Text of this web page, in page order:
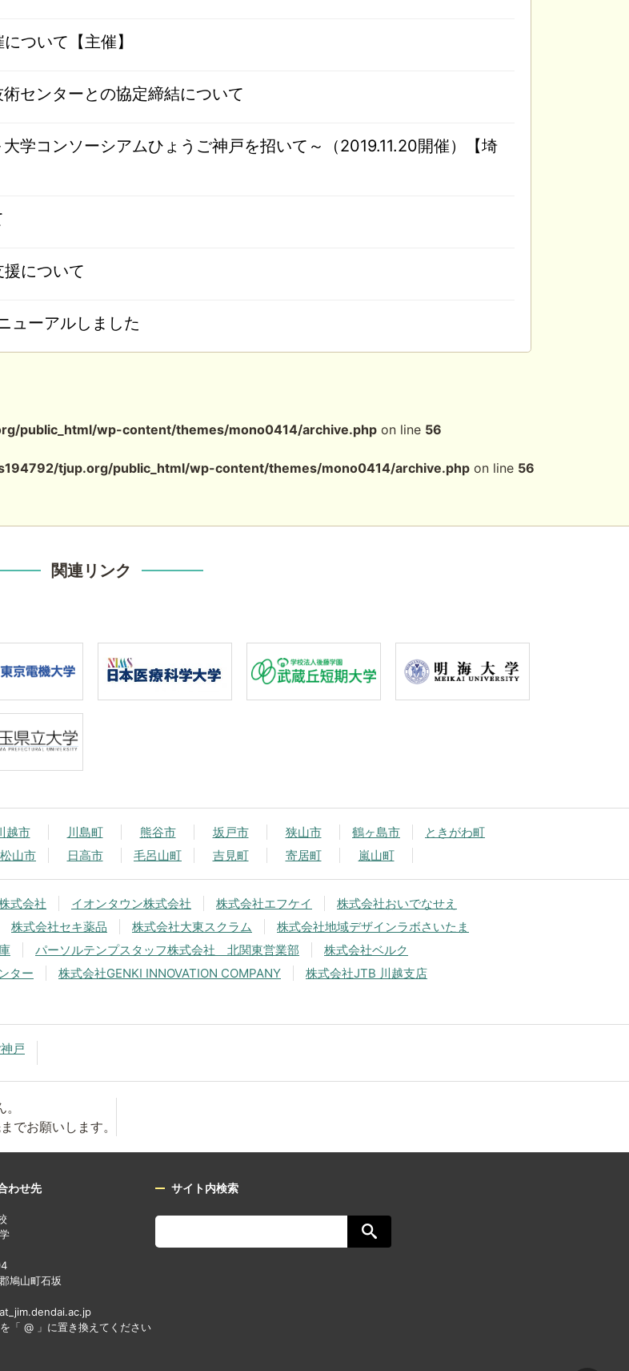
ついて【主催】
センターとの協定締結について
学コンソーシアムひょうご神戸を招いて～（2019.11.20開催）【埼
について
ューアルしました
public_html/wp-content/themes/mono0414/archive.php on line 56
tjup.org/public_html/wp-content/themes/mono0414/archive.php on line 56
関連リンク
越市 川島町 熊谷市 坂戸市 狭山市 鶴ヶ島市
ときがわ町
山市 日高市 毛呂山町 吉見町 寄居町 嵐山町
式会社 イオンタウン株式会社 株式会社エフケイ
株式会社おいでなせえ
株式会社セキ薬品 株式会社大東スクラム
株式会社地域デザインラボさいたま
パーソルテンプスタッフ株式会社 北関東営業部
株式会社ベルク
ター
株式会社GENKI INNOVATION COMPANY
株式会社JTB 川越支店
戸
でお願いします。
わせ先
鳩山町石坂
「 @ 」に置き換えてください
サイト内検索